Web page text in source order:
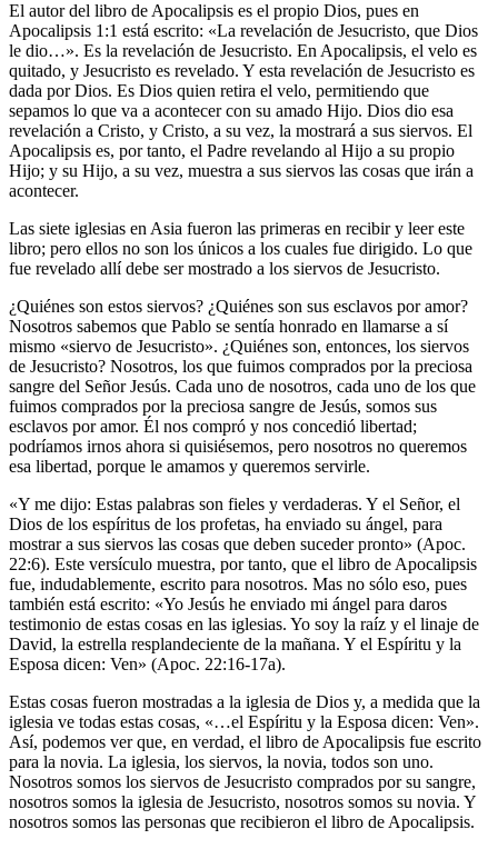
El autor del libro de Apocalipsis es el propio Dios, pues en
Apocalipsis 1:1 está escrito: «La revelación de Jesucristo, que Dios
le dio…». Es la revelación de Jesucristo. En Apocalipsis, el velo es
quitado, y Jesucristo es revelado. Y esta revelación de Jesucristo es
dada por Dios. Es Dios quien retira el velo, permitiendo que
sepamos lo que va a acontecer con su amado Hijo. Dios dio esa
revelación a Cristo, y Cristo, a su vez, la mostrará a sus siervos. El
Apocalipsis es, por tanto, el Padre revelando al Hijo a su propio
Hijo; y su Hijo, a su vez, muestra a sus siervos las cosas que irán a
acontecer.
Las siete iglesias en Asia fueron las primeras en recibir y leer este
libro; pero ellos no son los únicos a los cuales fue dirigido. Lo que
fue revelado allí debe ser mostrado a los siervos de Jesucristo.
¿Quiénes son estos siervos? ¿Quiénes son sus esclavos por amor?
Nosotros sabemos que Pablo se sentía honrado en llamarse a sí
mismo «siervo de Jesucristo». ¿Quiénes son, entonces, los siervos
de Jesucristo? Nosotros, los que fuimos comprados por la preciosa
sangre del Señor Jesús. Cada uno de nosotros, cada uno de los que
fuimos comprados por la preciosa sangre de Jesús, somos sus
esclavos por amor. Él nos compró y nos concedió libertad;
podríamos irnos ahora si quisiésemos, pero nosotros no queremos
esa libertad, porque le amamos y queremos servirle.
«Y me dijo: Estas palabras son fieles y verdaderas. Y el Señor, el
Dios de los espíritus de los profetas, ha enviado su ángel, para
mostrar a sus siervos las cosas que deben suceder pronto» (Apoc.
22:6). Este versículo muestra, por tanto, que el libro de Apocalipsis
fue, indudablemente, escrito para nosotros. Mas no sólo eso, pues
también está escrito: «Yo Jesús he enviado mi ángel para daros
testimonio de estas cosas en las iglesias. Yo soy la raíz y el linaje de
David, la estrella resplandeciente de la mañana. Y el Espíritu y la
Esposa dicen: Ven» (Apoc. 22:16-17a).
Estas cosas fueron mostradas a la iglesia de Dios y, a medida que la
iglesia ve todas estas cosas, «…el Espíritu y la Esposa dicen: Ven».
Así, podemos ver que, en verdad, el libro de Apocalipsis fue escrito
para la novia. La iglesia, los siervos, la novia, todos son uno.
Nosotros somos los siervos de Jesucristo comprados por su sangre,
nosotros somos la iglesia de Jesucristo, nosotros somos su novia. Y
nosotros somos las personas que recibieron el libro de Apocalipsis.